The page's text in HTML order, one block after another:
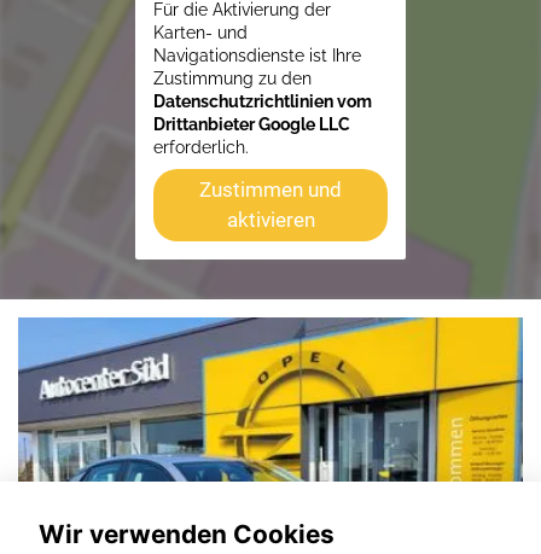
Für die Aktivierung der
Karten- und
Navigationsdienste ist Ihre
Zustimmung zu den
Datenschutzrichtlinien vom
Drittanbieter Google LLC
erforderlich.
Zustimmen und
aktivieren
Wir verwenden Cookies